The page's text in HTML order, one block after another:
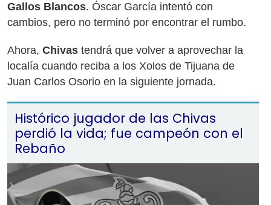
Gallos Blancos. Óscar García intentó con
cambios, pero no terminó por encontrar el rumbo.
Ahora, Chivas tendrá que volver a aprovechar la
localía cuando reciba a los Xolos de Tijuana de
Juan Carlos Osorio en la siguiente jornada.
Histórico jugador de las Chivas
perdió la vida; fue campeón con el
Rebaño